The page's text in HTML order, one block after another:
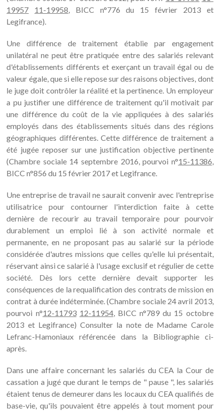
19957
11-19958, BICC n°776 du 15 février 2013 et
Legifrance).
Une différence de traitement établie par engagement
unilatéral ne peut être pratiquée entre des salariés relevant
d'établissements différents et exerçant un travail égal ou de
valeur égale, que si elle repose sur des raisons objectives, dont
le juge doit contrôler la réalité et la pertinence. Un employeur
a pu justifier une différence de traitement qu'il motivait par
une différence du coût de la vie appliquées à des salariés
employés dans des établissements situés dans des régions
géographiques différentes. Cette différence de traitement a
été jugée reposer sur une justification objective pertinente
(Chambre sociale 14 septembre 2016, pourvoi n°15-11386,
BICC n°856 du 15 février 2017 et Legifrance.
Une entreprise de travail ne saurait convenir avec l'entreprise
utilisatrice pour contourner l'interdiction faite à cette
dernière de recourir au travail temporaire pour pourvoir
durablement un emploi lié à son activité normale et
permanente, en ne proposant pas au salarié sur la période
considérée d'autres missions que celles qu'elle lui présentait,
réservant ainsi ce salarié à l'usage exclusif et régulier de cette
société. Dès lors cette dernière devait supporter les
conséquences de la requalification des contrats de mission en
contrat à durée indéterminée. (Chambre sociale 24 avril 2013,
pourvoi n°12-11793 12-11954, BICC n°789 du 15 octobre
2013 et Legifrance) Consulter la note de Madame Carole
Lefranc-Hamoniaux référencée dans la Bibliographie ci-
après.
Dans une affaire concernant les salariés du CEA la Cour de
cassation a jugé que durant le temps de " pause ", les salariés
étaient tenus de demeurer dans les locaux du CEA qualifiés de
base-vie, qu'ils pouvaient être appelés à tout moment pour